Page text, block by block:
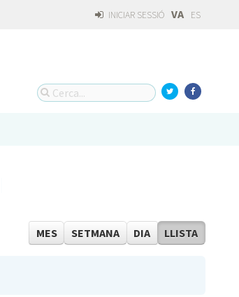
INICIAR SESSIÓ VA ES
MES SETMANA DIA LLISTA